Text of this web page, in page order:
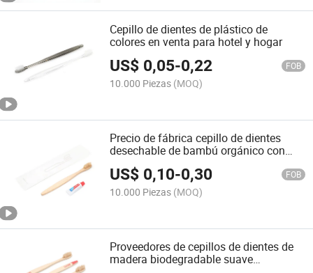
Cepillo de dientes de plástico de
colores en venta para hotel y hogar
US$ 0,05-0,22 FOB
10.000 Piezas (MOQ)
Precio de fábrica cepillo de dientes
desechable de bambú orgánico con
cerdas de carbón libre de BPA para
hotel
US$ 0,10-0,30 FOB
10.000 Piezas (MOQ)
Proveedores de cepillos de dientes de
madera biodegradable suave